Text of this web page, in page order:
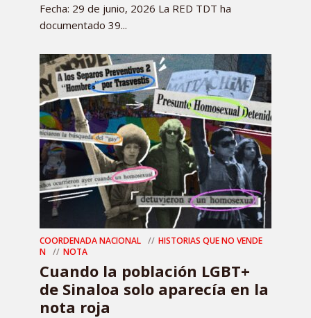
Fecha: 29 de junio, 2026 La RED TDT ha
documentado 39...
COORDENADA NACIONAL
HISTORIAS QUE NO VENDE
N
NOTA
Cuando la población LGBT+
de Sinaloa solo aparecía en la
nota roja